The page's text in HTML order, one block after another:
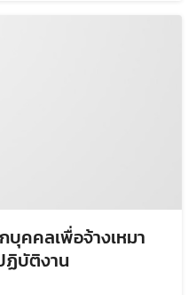
บุคคลเพื่อจ้างเหมา
ฏิบัติงาน